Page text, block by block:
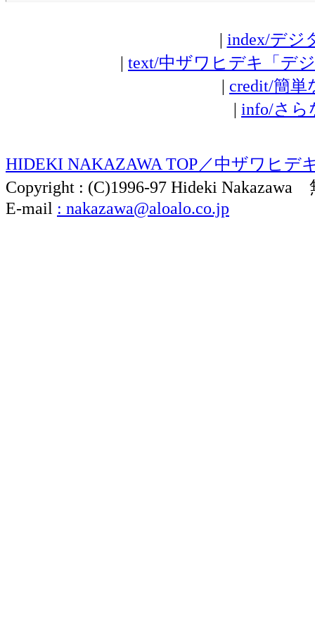
| index/デジ
| text/中ザワヒデキ「デ
| credit/簡単
| info/さら
HIDEKI NAKAZAWA TOP／中ザワヒデ
Copyright : (C)1996-97 Hideki
E-mail : nakazawa@aloalo.co.jp